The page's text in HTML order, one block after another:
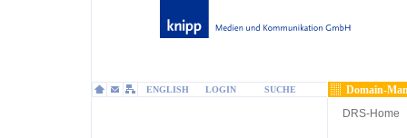
ENGLISH LOGIN SUCHE
Domain-
DRS-Home